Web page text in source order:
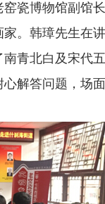
博物馆副馆
。韩璋先生在
青北白及宋代
解答问题，场面